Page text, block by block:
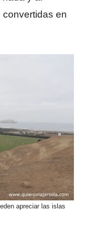
convertidas en
apreciar las islas